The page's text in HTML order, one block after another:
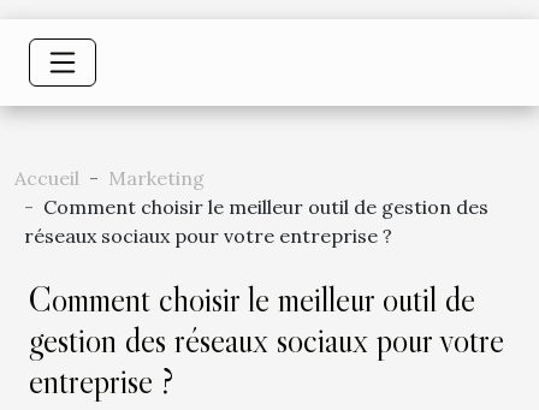
Accueil
Marketing
Comment choisir le meilleur outil de gestion des
réseaux sociaux pour votre entreprise ?
Comment choisir le meilleur outil de
gestion des réseaux sociaux pour votre
entreprise ?